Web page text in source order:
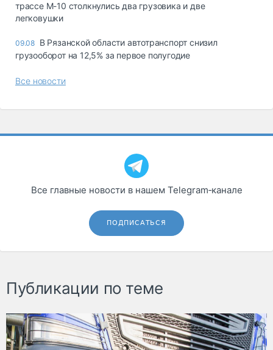
трассе М-10 столкнулись два грузовика и две
легковушки
09.08 В Рязанской области автотранспорт снизил
грузооборот на 12,5% за первое полугодие
Все новости
Все главные новости в нашем Telegram‑канале
ПОДПИСАТЬСЯ
Публикации по теме